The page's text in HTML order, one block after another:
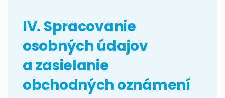
IV. Spracovanie
osobných údajov
a zasielanie
obchodných oznámení